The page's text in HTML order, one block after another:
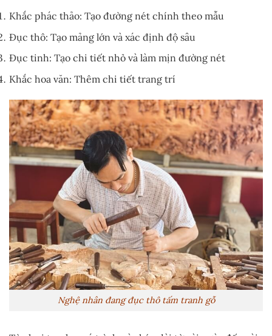
Khắc phác thảo: Tạo đường nét chính theo mẫu
Đục thô: Tạo mảng lớn và xác định độ sâu
Đục tinh: Tạo chi tiết nhỏ và làm mịn đường nét
Khắc hoa văn: Thêm chi tiết trang trí
Nghệ nhân đang đục thô tấm tranh gỗ